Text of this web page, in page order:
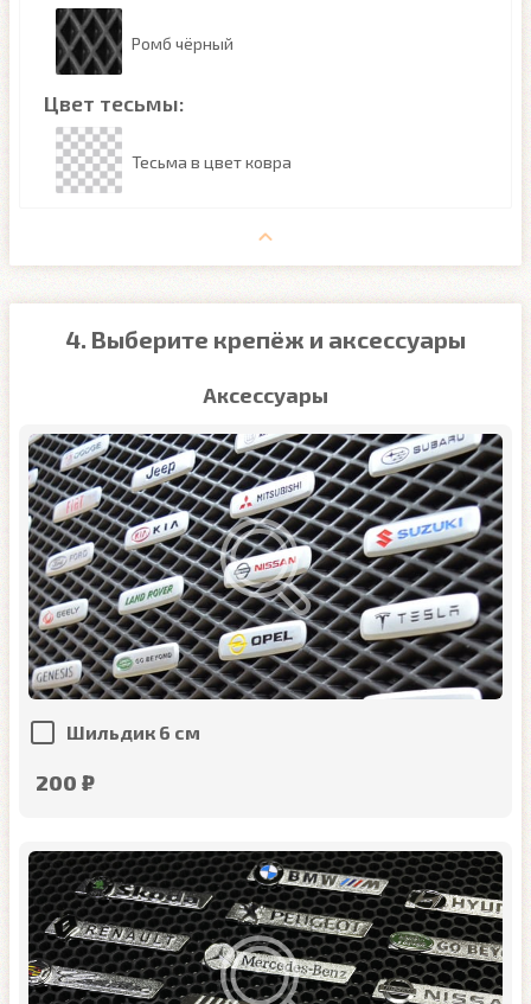
Ромб чёрный
Цвет тесьмы:
Тесьма в цвет ковра
4. Выберите крепёж и аксессуары
Аксессуары
Шильдик 6 см
200 ₽